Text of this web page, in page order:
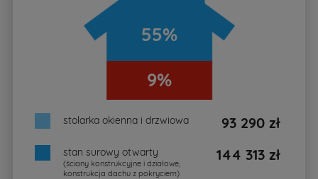
55%
9%
stolarka okienna i drzwiowa 93 290 zł
stan surowy otwarty
(ściany konstrukcyjne i działowe,
konstrukcja dachu z pokryciem)
144 313 zł